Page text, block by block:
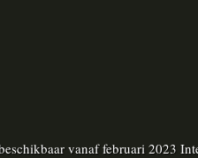
vanaf februari 2023